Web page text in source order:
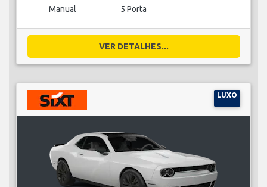
Manual 5 Porta
VER DETALHES...
LUXO